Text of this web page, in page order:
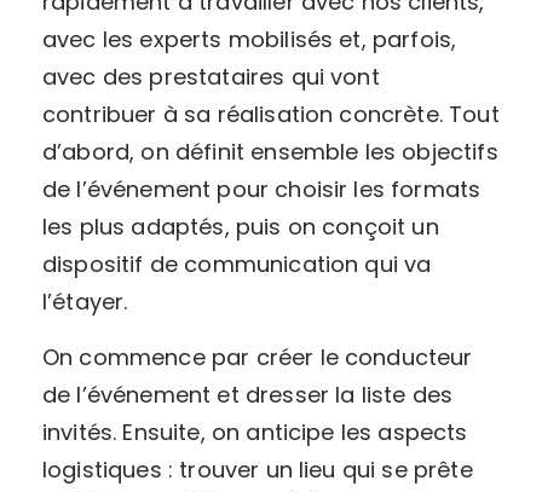
avec les experts mobilisés et, parfois,
avec des prestataires qui vont
contribuer à sa réalisation concrète. Tout
d’abord, on définit ensemble les objectifs
de l’événement pour choisir les formats
les plus adaptés, puis on conçoit un
dispositif de communication qui va
l’étayer.
On commence par créer le conducteur
de l’événement et dresser la liste des
invités. Ensuite, on anticipe les aspects
logistiques : trouver un lieu qui se prête